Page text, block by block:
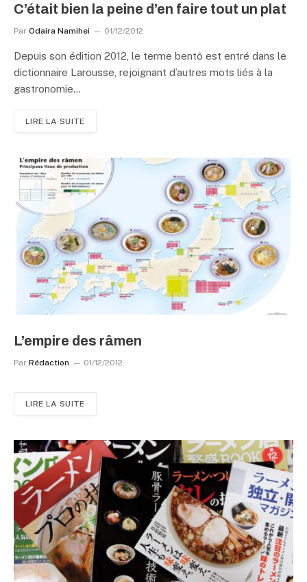
C’était bien la peine d’en faire tout un plat
Par Odaira Namihei 01/12/2012
Depuis son édition 2012, le terme bentô est entré dans le
dictionnaire Larousse, rejoignant d’autres mots liés à la
gastronomie…
LIRE LA SUITE
L’empire des râmen
Par Rédaction 01/12/2012
LIRE LA SUITE